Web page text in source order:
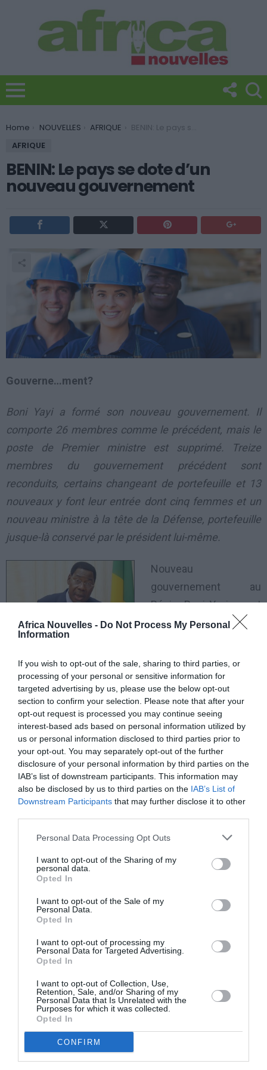
Africa Nouvelles - Do Not Process My Personal
Information
If you wish to opt-out of the sale, sharing to third parties, or
processing of your personal or sensitive information for
targeted advertising by us, please use the below opt-out
section to confirm your selection. Please note that after your
opt-out request is processed you may continue seeing
interest-based ads based on personal information utilized by
us or personal information disclosed to third parties prior to
your opt-out. You may separately opt-out of the further
disclosure of your personal information by third parties on the
IAB’s list of downstream participants. This information may
also be disclosed by us to third parties on the IAB’s List of
Downstream Participants that may further disclose it to other
Personal Data Processing Opt Outs
I want to opt-out of the Sharing of my
personal data.
Opted In
I want to opt-out of the Sale of my
Personal Data.
Opted In
I want to opt-out of processing my
Personal Data for Targeted Advertising.
Opted In
I want to opt-out of Collection, Use,
Retention, Sale, and/or Sharing of my
Personal Data that Is Unrelated with the
Purposes for which it was collected.
Opted In
CONFIRM
You are here:
Home NOUVELLES AFRIQUE
BENIN: Le pays se dote d’un nouveau gouvernement
AFRIQUE
BENIN: Le pays se dote d’un
nouveau gouvernement
Gouverne…ment?
Boni Yayi a formé son nouveau gouvernement. Il
comporte 26 membres comme le précédent, mais le
poste de Premier ministre est supprimé. Treize
membres du gouvernement précédent sont
reconduits, certains changeant de portefeuille et 13
nouveaux y font leur entrée dont cinq femmes et un
nouveau ministre à la tête de la Défense, portefeuille
jusque-là conservé par le président lui-même.
Nouveau
gouvernement au
Bénin. Boni Yayi remet
en selle une équipe
se sépare de trois poids lourds, fidèles compagnons
arrivés au pouvoir en 2006 : le Premier ministre Pascal
Koupaki, Kogui N’Douro, le ministre chargé des
Affaires présidentielles et Reckya Madougou,
ministre de la Justice. Le poste de Premier ministre
qui n’existe pas dans la constitution béninoise n’a pas
été renouvelé.
Usure, crise de confiance ou simple stratégie ? Autour
Les ministres congédiés l’auraient été pour leurs
soupçonné dans les affaires de tentative
d’empoisonnement et de coup d’état. Une sorte
d’avertissement pour les survivants et les nouveaux
venus. Pour d’autres, l’entrée au gouvernement du
directeur de cabinet de Pascal Koupaki serait une
preuve que rien n’oppose Boni Yayi à son ancien
On compte plusieurs députés et quelques inconnus
au sein de la nouvelle équipe. Le portefeuille de la
Défense récupéré par Boni Yayi lors du dernier
remaniement a été attribué. La lutte contre la pauvreté